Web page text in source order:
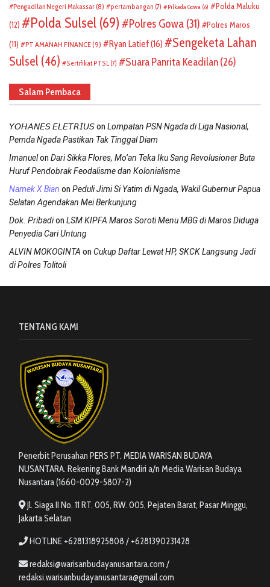
Pengadilan Negeri Makassar (8) pertambangan (7) Pilkada Gowa (6)
Polda Maluku
(12)
Polda Sulsel (69) Polres Gowa (31)
Polres Maros
(11)
PT AMANAH FINANCE(9) Ryan Latief(16)
Sengeketa Lahan
Sulsel (46) Sertifikat PTSL (7) Suara Panrita Keadilan(26)
Salam Pembaca
𝘠𝘖𝘏𝘈𝘕𝘌𝘚 𝘌𝘓𝘌𝘛𝘙𝘐𝘜𝘚on Lompatan PSN Ngada di Liga Nasional,
Pemda Ngada Pastikan Tak Tinggal Diam
Imanuelon Dari Sikka Flores, Mo’an Teka Iku Sang Revolusioner Buta
Huruf Pendobrak Feodalisme dan Kolonialisme
Namek X Bian on Peduli Jimi Si Yatim di Ngada, Wakil Gubernur Papua
Selatan Agendakan Mei Berkunjung
Dok. Pribadion LSM KIPFA Maros Soroti Menu MBG di Maros Diduga
Penyedia Cari Untung
ALVIN MOKOGINTA on Cukup Daftar Lewat HP, SKCK Langsung Jadi
di Polres Tolitoli
TENTANG KAMI
Penerbit Perusahan PERS PT. MEDIA WARISAN BUDAYA
NUSANTARA. Rekening Bank Mandiri a/n Media Warisan Budaya
Nusantara (1660-0029-5807-2)
Jl. Siaga II No. 11 RT. 005, RW. 005, Pejaten Barat, Pasar Minggu,
Jakarta Selatan
HOTLINE +6281318925808 / +6281390231428
redaksi@warisanbudayanusantara.com /
redaksi.warisanbudayanusantara@gmail.com